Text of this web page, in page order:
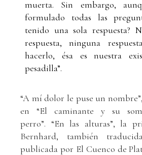
muerta. Sin embargo,
formulado todas las
tenido una sola respuesta?
respuesta, ninguna
hacerlo, ésa es nuestra
pesadilla”.
“A mí dolor le puse un
en “El caminante y su
perro”. “En las alturas”, la
Bernhard, también
publicada por El Cuenco de